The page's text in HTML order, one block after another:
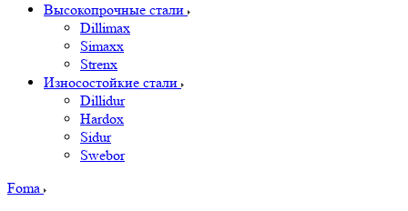
Высокопрочные стали
Dillimax
Simaxx
Strenx
Износостойкие стали
Dillidur
Hardox
Sidur
Swebor
Foma